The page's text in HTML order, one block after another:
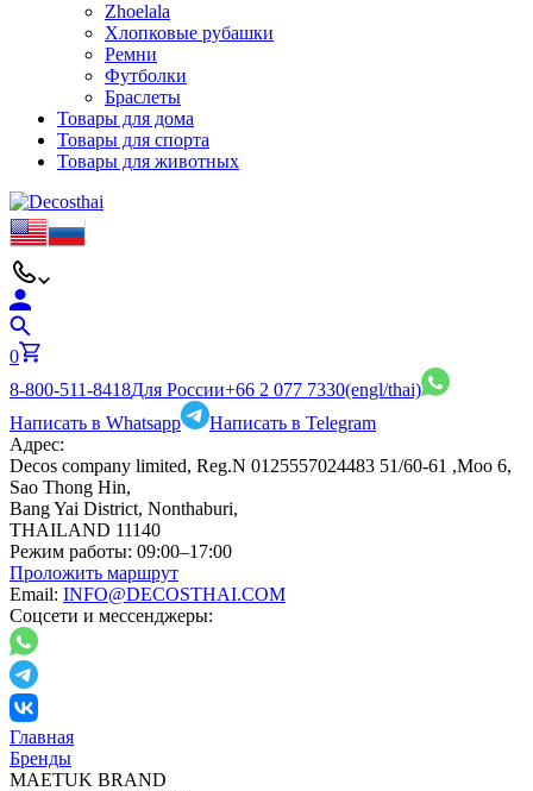
Zhoelala
Хлопковые рубашки
Ремни
Футболки
Браслеты
Товары для дома
Товары для спорта
Товары для животных
0
8-800-511-8418Для России+66 2 077 7330(engl/thai)
Написать в Whatsapp
Написать в Telegram
Адрес:
Decos company limited, Reg.N 0125557024483 51/60-61 ,Moo 6,
Sao Thong Hin,
Bang Yai District, Nonthaburi,
THAILAND 11140
Режим работы: 09:00–17:00
Проложить маршрут
Email: INFO@DECOSTHAI.COM
Соцсети и мессенджеры:
Главная
Бренды
MAETUK BRAND